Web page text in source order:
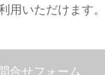
用いただけます。
合せフォーム